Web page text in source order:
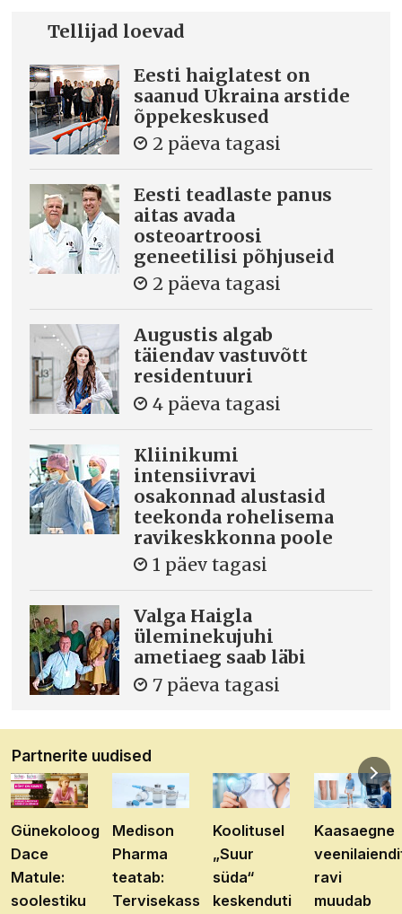
Tellijad loevad
Eesti haiglatest on
saanud Ukraina arstide
õppekeskused
2 päeva tagasi
Eesti teadlaste panus
aitas avada
osteoartroosi
geneetilisi põhjuseid
2 päeva tagasi
Augustis algab
täiendav vastuvõtt
residentuuri
4 päeva tagasi
Kliinikumi
intensiivravi
osakonnad alustasid
teekonda rohelisema
ravikeskkonna poole
1 päev tagasi
Valga Haigla
üleminekujuhi
ametiaeg saab läbi
7 päeva tagasi
Partnerite uudised
Günekoloog
Dace
Matule:
soolestiku
Medison
Pharma
teatab:
Tervisekassa
Koolitusel
„Suur
süda“
keskenduti
Kaasaegne
ravi
muudab